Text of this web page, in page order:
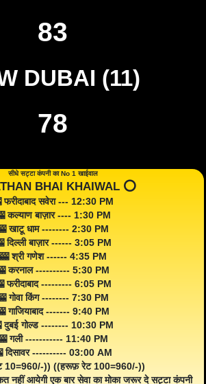
83
DUBAI (11)
78
सीधे सट्टा कंपनी का No 1 खाईवाल
BHAI KHAIWAL ⭕️
फरीदाबाद सवेरा --- 12:30 PM
कल्याण बाज़ार ---- 1:30 PM
खाटू धाम -------- 2:30 PM
दिल्ली बाज़ार ------ 3:05 PM
🎰 श्री गणेश ------ 4:35 PM
करनाल ---------- 5:30 PM
फरीदाबाद --------- 6:05 PM
गोवा किंग -------- 7:30 PM
गाजियाबाद ------- 9:40 PM
दुबई गोल्ड -------- 10:30 PM
गली ----------- 11:40 PM
दिसावर ---------- 03:00 AM
10=960/-)) ((हरूफ़ रेट 100=960/-))
नहीं आयेगी एक बार सेवा का मोका जरूर दे सट्टा कंपनी